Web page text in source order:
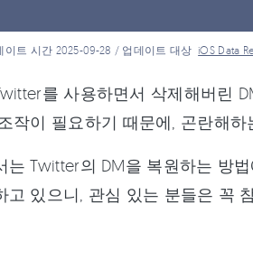
이트 시간 2025-09-28 / 업데이트 대상iOS Data
를 사용하면서 삭제해버린
작이 필요하기 때문에, 곤란해
는 Twitter의 DM을 복원하는 방
고 있으니, 관심 있는 분들은 꼭